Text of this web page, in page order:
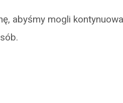
abyśmy mogli